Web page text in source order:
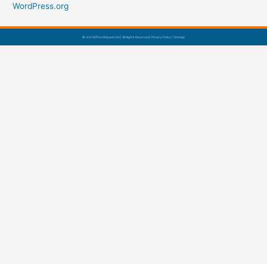
WordPress.org
© 2021 AZFloodSquad.com | All Rights Reserved | Privacy Policy Sitemap